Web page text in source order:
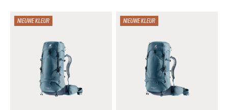
NIEUWE KLEUR NIEUWE KLEUR